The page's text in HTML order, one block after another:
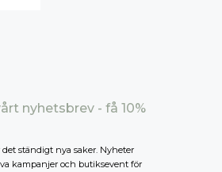
nyhetsbrev - få 10%
ständigt nya saker. Nyheter
kampanjer och butiksevent för